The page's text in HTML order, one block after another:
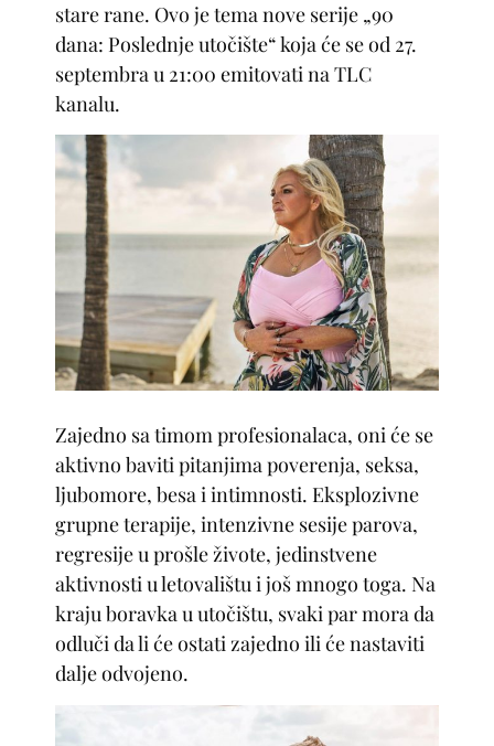
stare rane. Ovo je tema nove serije „90
dana: Poslednje utočište“ koja će se od 27.
septembra u 21:00 emitovati na TLC
kanalu.
Zajedno sa timom profesionalaca, oni će se
aktivno baviti pitanjima poverenja, seksa,
ljubomore, besa i intimnosti. Eksplozivne
grupne terapije, intenzivne sesije parova,
regresije u prošle živote, jedinstvene
aktivnosti u letovalištu i još mnogo toga. Na
kraju boravka u utočištu, svaki par mora da
odluči da li će ostati zajedno ili će nastaviti
dalje odvojeno.